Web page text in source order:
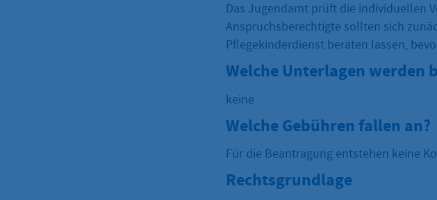
Das Jugendamt prüft die individuellen
Anspruchsberechtigte sollten sich
Pflegekinderdienst beraten lassen,
Welche Unterlagen werden
keine
Welche Gebühren fallen an?
Für die Beantragung entstehen keine
Rechtsgrundlage